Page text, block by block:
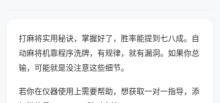
打麻将实用秘诀，掌握好了，胜率能提到七八成。自
动麻将机靠程序洗牌，有规律，就有漏洞。如果你总
输，可能就是没注意这些细节。
若你在仪器使用上需要帮助，想获取一对一指导，添